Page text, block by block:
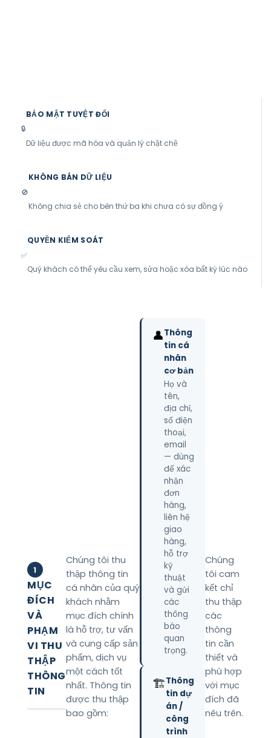
🔒
BẢO MẬT TUYỆT ĐỐI
Dữ liệu được mã hóa và quản lý chặt chẽ
🚫
KHÔNG BÁN DỮ LIỆU
Không chia sẻ cho bên thứ ba khi chưa có sự đồng ý
✅
QUYỀN KIỂM SOÁT
Quý khách có thể yêu cầu xem, sửa hoặc xóa bất kỳ lúc nào
1
MỤC
ĐÍCH
VÀ
PHẠM
VI THU
THẬP
THÔNG
TIN
Chúng tôi thu
thập thông tin
cá nhân của quý
khách nhằm
mục đích chính
là hỗ trợ, tư vấn
và cung cấp sản
phẩm, dịch vụ
một cách tốt
nhất. Thông tin
được thu thập
bao gồm:
👤Thông
tin cá
nhân
cơ bản
Họ và
tên,
địa chỉ,
số điện
thoại,
email
— dùng
để xác
nhận
đơn
hàng,
liên hệ
giao
hàng,
hỗ trợ
kỹ
thuật
và gửi
các
thông
báo
quan
trọng.
🏗️Thông
tin dự
án /
công
trình
Chúng
tôi cam
kết chỉ
thu thập
các
thông
tin cần
thiết và
phù hợp
với mục
đích đã
nêu trên.